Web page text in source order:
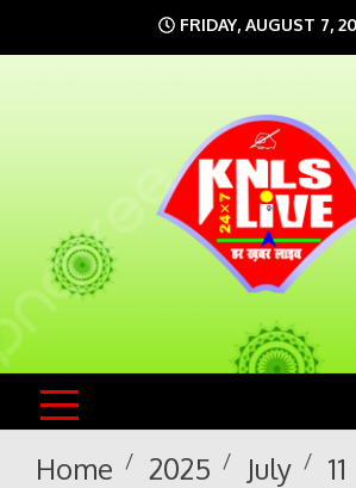
to
FRIDAY, AUGUST 7,
KNLS LIVE
India`s No.1 News Portal
Home 2025 July 11